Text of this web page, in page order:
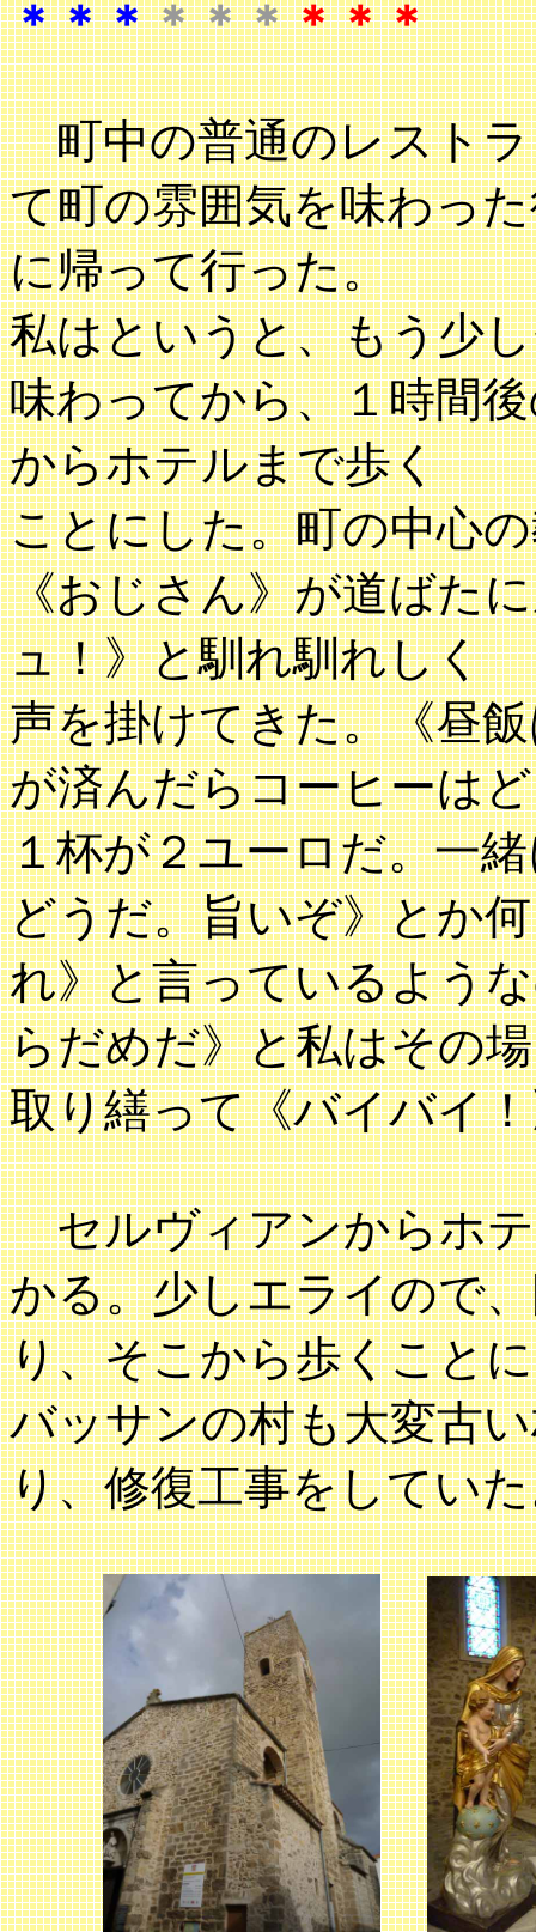
＊＊＊＊＊＊＊＊＊
町中の普通のレストラ
て町の雰囲気を味わっ
に帰って行った。
私はというと、もう少
味わってから、１時間
からホテルまで歩く
ことにした。町の中心
《おじさん》が道ばた
ュ！》と馴れ馴れしく
声を掛けてきた。《昼
が済んだらコーヒーは
１杯が２ユーロだ。一
どうだ。旨いぞ》とか
れ》と言っているよう
らだめだ》と私はその
取り繕って《バイバイ
セルヴィアンからホテ
かる。少しエライので
り、そこから歩くこと
バッサンの村も大変古
り、修復工事をしてい